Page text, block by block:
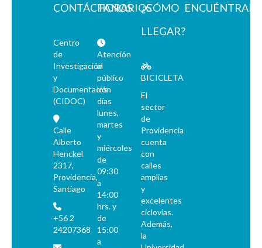
CONTÁCTANOS
Centro
de
Investigación
y
Documentación
(CIDOC)
Calle
Alberto
Henckel
2317,
Providencia,
Santiago
+56 2
24207368
HORARIOS
Atención
al
público
los
días
lunes,
martes
y
miércoles
de
09:30
a
14:00
hrs. y
de
15:00
a
¿CÓMO
LLEGAR?
BICICLETA
El
sector
de
Providencia
cuenta
con
calles
amplias
y
excelentes
ciclovías.
Además,
la